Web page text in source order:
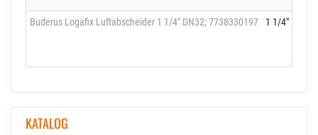
Buderus Logafix Luftabscheider 1 1/4" DN32; 7738330197 1 1/4"
KATALOG